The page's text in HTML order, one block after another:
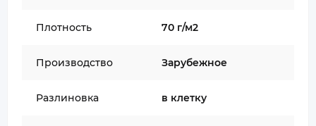
Плотность 70 г/м2
Производство Зарубежное
Разлиновка в клетку